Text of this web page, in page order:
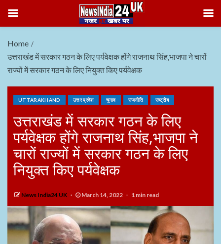
Home
उत्तराखंड में सरकार गठन के लिए पर्यवेक्षक होंगे राजनाथ सिंह,भाजपा ने चारों
राज्यों में सरकार गठन के लिए नियुक्त किए पर्यवेक्षक
UTTARAKHAND उत्तर प्रदेश चुनाव राजनीति राष्ट्रीय
उत्तराखंड में सरकार गठन के लिए
पर्यवेक्षक होंगे राजनाथ सिंह,भाजपा ने
चारों राज्यों में सरकार गठन के लिए
नियुक्त किए पर्यवेक्षक
News India24 UK March 14, 2022 1 min read